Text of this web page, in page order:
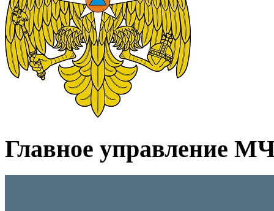
Главное управление